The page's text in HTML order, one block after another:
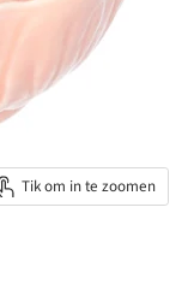
Tik om in te zoomen